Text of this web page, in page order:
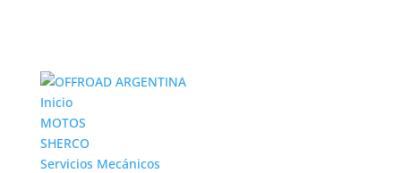
Inicio
MOTOS
SHERCO
Servicios Mecánicos